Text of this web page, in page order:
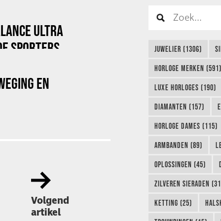
ULTRA
SPORTERS
EN
Volgend
artikel
JUWELIER (1306)
HORLOGE MERKEN (591)
LUXE HORLOGES (190)
DIAMANTEN (157)
HORLOGE DAMES (115)
ARMBANDEN (89)
OPLOSSINGEN (45)
ZILVEREN SIERADEN
KETTING (25)